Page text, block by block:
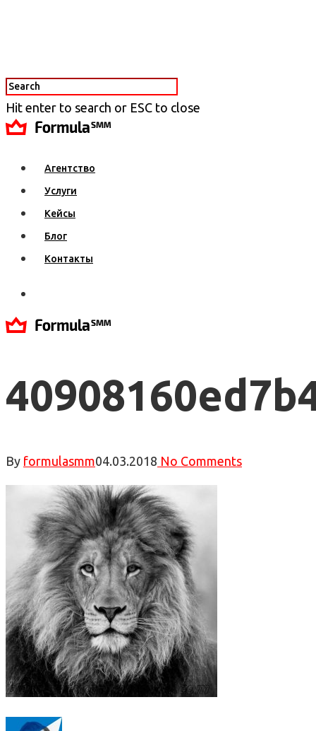
Hit enter to search or ESC to close
Агентство
Услуги
Кейсы
Блог
Контакты
By formulasmm04.03.2018 No Comments